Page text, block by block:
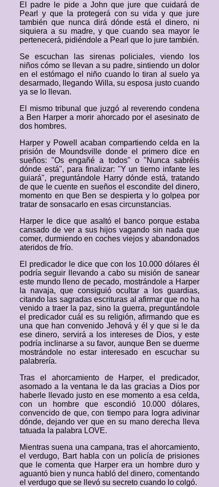
El padre le pide a John que jure que cuidará de
Pearl y que la protegerá con su vida y que jure
también que nunca dirá dónde está el dinero, ni
siquiera a su madre, y que cuando sea mayor le
pertenecerá, pidiéndole a Pearl que lo jure también.
Se escuchan las sirenas policiales, viendo los
niños cómo se llevan a su padre, sintiendo un dolor
en el estómago el niño cuando lo tiran al suelo ya
desarmado, llegando Willa, su esposa justo cuando
ya se lo llevan.
El mismo tribunal que juzgó al reverendo condena
a Ben Harper a morir ahorcado por el asesinato de
dos hombres.
Harper y Powell acaban compartiendo celda en la
prisión de Moundsville donde el primero dice en
sueños: "Os engañé a todos" o "Nunca sabréis
dónde está", para finalizar: "Y un tierno infante les
guiará", preguntándole Harry dónde está, tratando
de que le cuente en sueños el escondite del dinero,
momento en que Ben se despierta y lo golpea por
tratar de sonsacarlo en esas circunstancias.
Harper le dice que asaltó el banco porque estaba
cansado de ver a sus hijos vagando sin nada que
comer, durmiendo en coches viejos y abandonados
ateridos de frío.
El predicador le dice que con los 10.000 dólares él
podría seguir llevando a cabo su misión de sanear
este mundo lleno de pecado, mostrándole a Harper
la navaja, que consiguió ocultar a los guardias,
citando las sagradas escrituras al afirmar que no ha
venido a traer la paz, sino la guerra, preguntándole
el predicador cuál es su religión, afirmando que es
una que han convenido Jehová y él y que si le da
ese dinero, servirá a los intereses de Dios, y este
podría inclinarse a su favor, aunque Ben se duerme
mostrándole no estar interesado en escuchar su
palabrería.
Tras el ahorcamiento de Harper, el predicador,
asomado a la ventana le da las gracias a Dios por
haberle llevado justo en ese momento a esa celda,
con un hombre que escondió 10.000 dólares,
convencido de que, con tiempo para logra adivinar
dónde, dejando ver que en su mano derecha lleva
tatuada la palabra LOVE.
Mientras suena una campana, tras el ahorcamiento,
el verdugo, Bart habla con un policía de prisiones
que le comenta que Harper era un hombre duro y
aguantó bien y nunca habló del dinero, comentando
el verdugo que se llevó su secreto cuando lo colgó.